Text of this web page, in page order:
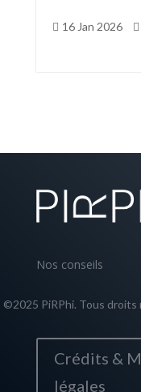
 16 Jan 2026 
Nos conseils
©2025 PiRPhi. Tous droits
Crédits &
légales